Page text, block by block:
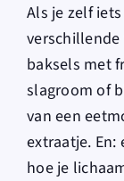
Als je zelf
verschillende
baksels met
slagroom of
van een
extraatje.
hoe je